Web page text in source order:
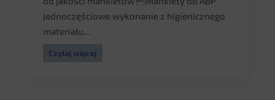
jednoczęściowe wykonanie z higienicznego
materiału...
Czytaj więcej